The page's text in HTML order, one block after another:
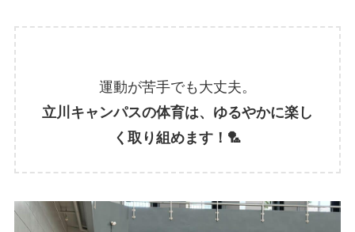
運動が苦手でも大丈夫。
立川キャンパスの体育は、ゆるやかに楽し
く取り組めます！🏸